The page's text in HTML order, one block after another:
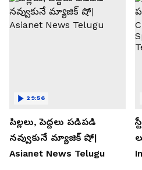
పిల్లలు, పెద్దలు పడిపడి
నవ్వుకునే మ్యాజిక్ షో|
Asianet News Telugu
29:56